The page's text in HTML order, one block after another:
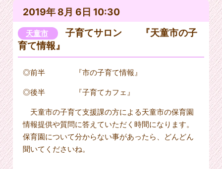
2019年 8月 6日 10:30
天童市
子育てサロン 『天童市の子
育て情報』
◎前半 『市の子育て情報』
◎後半 『子育てカフェ』
天童市の子育て支援課の方による天童市の保育園
情報提供や質問に答えていただく時間になります。
保育園について分からない事があったら、どんどん
聞いてくださいね。